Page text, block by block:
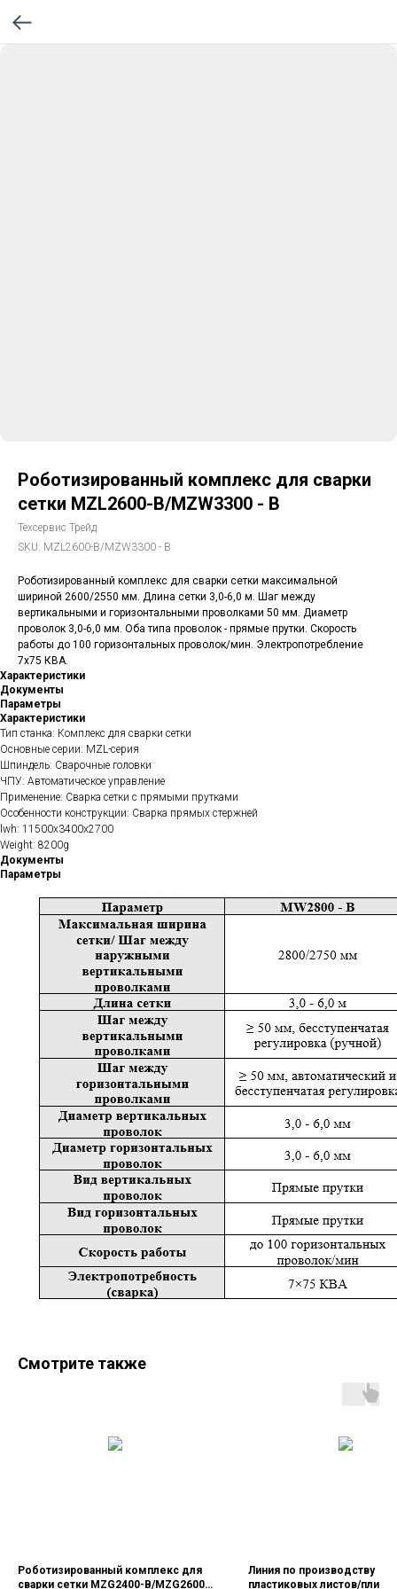
Роботизированный комплекс для сварки
сетки MZL2600-B/MZW3300 - B
Техсервис Трейд
SKU: MZL2600-B/MZW3300 - B
Роботизированный комплекс для сварки сетки максимальной
шириной 2600/2550 мм. Длина сетки 3,0-6,0 м. Шаг между
вертикальными и горизонтальными проволками 50 мм. Диаметр
проволок 3,0-6,0 мм. Оба типа проволок - прямые прутки. Скорость
работы до 100 горизонтальных проволок/мин. Электропотребление
7х75 КВА.
Характеристики
Документы
Параметры
Характеристики
Тип станка: Комплекс для сварки сетки
Основные серии: MZL-серия
Шпиндель: Сварочные головки
ЧПУ: Автоматическое управление
Применение: Сварка сетки с прямыми прутками
Особенности конструкции: Сварка прямых стержней
lwh: 11500x3400x2700
Weight: 8200g
Документы
Параметры
Смотрите также
Роботизированный комплекс для
сварки сетки MZG2400-B/MZG2600 -
Линия по производству
пластиковых листов/плит